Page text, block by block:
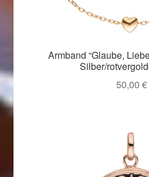
Armband “Glaube,
Silber/
50,00 €